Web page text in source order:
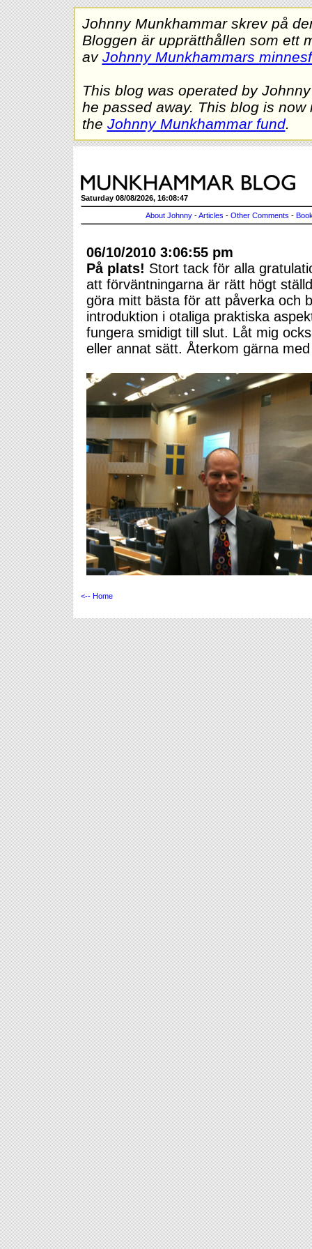
Johnny Munkhammar skrev på
Bloggen är upprätthållen som ett
av Johnny Munkhammars
This blog was operated by
he passed away. This blog is
the Johnny Munkhammar fund.
Saturday 08/08/2026, 16:08:47
About Johnny -Articles - Other Comments -
06/10/2010 3:06:55 pm
På plats! Stort tack för alla
att förväntningarna är rätt högt
göra mitt bästa för att påverka och
introduktion i otaliga praktiska
fungera smidigt till slut. Låt mig
eller annat sätt. Återkom gärna
<-- Home